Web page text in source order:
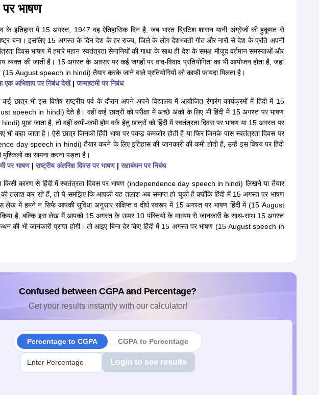
भाषण
के इतिहास में 15 अगस्त, 1947 वह ऐतिहासिक दिन है, जब भारत ब्रिटिश शासन यानी अंग्रेजों की हुकूमत से
बना। इसलिए 15 अगस्त के दिन देश के हर राज्य, जिले के लोग देशभक्ती गीत और नारों से देश के प्रति अपनी
दिवस भाषण में हमारे महान स्वतंत्रता सेनानियों की गाथा के साथ ही देश के समक्ष मौजूद वर्तमान समस्याओं और
व्यक्त की जाती है। 15 अगस्त के अवसर पर कई जगहों पर वाद-विवाद प्रतियोगिता का भी आयोजन होता है, जहां
August speech in hindi) तैयार करके जाने वाले प्रतियोगियों को काफी फायदा मिलता है।
एक अभिशाप पर निबंध देखें|जन्माष्टमी पर निबंध
छात्र भी इस विशेष राष्ट्रीय पर्व के दौरान अपने-अपने विद्यालय में आयोजित रंगारंग कार्यक्रमों में हिंदी में 15
speech in hindi) देते हैं। वहीं कई छात्रों को परीक्षा में अच्छे अंकों के लिए भी हिंदी में 15 अगस्त पर भाषण
पूछा जाता है, तो वहीं कभी-कभी होम वर्क हेतु छात्रों को हिंदी में स्वतंत्रता दिवस पर भाषण या 15 अगस्त पर
कहा जाता है। ऐसे छात्र जिनकी हिंदी भाषा पर पकड़ कमजोर होती है या फिर जिनके पास स्वतंत्रता दिवस पर
day speech in hindi) तैयार करने के लिए इतिहास की जानकारी की कमी होती है, उन्हें इस विषय पर हिंदी
का सामना करना पड़ता है।
पर भाषण|राष्ट्रीय अंतरिक्ष दिवस पर भाषण| रक्षाबंधन पर निबंध
किसी कारण से हिंदी में स्वतंत्रता दिवस पर भाषण (independence day speech in hindi) लिखने या तैयार
तलाश कर रहे हैं, तो ये समझिए कि आपकी यह तलाश अब समाप्त हो चुकी है क्योंकि हिंदी में 15 अगस्त पर भाषण
में हमने न सिर्फ आपकी सुविधा अनुसार संक्षिप्त व दीर्घ स्वरूप में 15 अगस्त पर भाषण हिंदी में (15 August
है, बल्कि इस लेख में आपको 15 अगस्त के ऊपर 10 पंक्तियों के माध्यम से जानकारी के साथ-साथ 15 अगस्त
की भी जानकारी प्राप्त होगी। तो आइए बिना देर किए हिंदी में 15 अगस्त पर भाषण (15 August speech in
Confused between CGPA and Percentage?
Get your results instantly with our calculator!
Percentage to CGPA CGPA to Percentage
Login to see results